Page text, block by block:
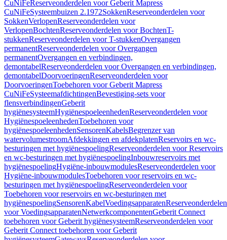
CuNiFeReserveonderdelen voor Geberit Mapress
CuNiFeSysteembuizen 2.1972SokkenReserveonderdelen voor
SokkenVerlopenReserveonderdelen voor
VerlopenBochtenReserveonderdelen voor BochtenT-
stukkenReserveonderdelen voor T-stukkenOvergangen
permanentReserveonderdelen voor Overgangen
permanentOvergangen en verbindingen,
demontabelReserveonderdelen voor Overgangen en verbindingen,
demontabelDoorvoeringenReserveonderdelen voor
DoorvoeringenToebehoren voor Geberit Mapress
CuNiFeSysteemafdichtingenBevestiging-sets voor
flensverbindingenGeberit
hygiënesysteemHygiënespoeleenhedenReserveonderdelen voor
HygiënespoeleenhedenToebehoren voor
hygiënespoeleenhedenSensorenKabelsBegrenzer van
watervolumestroomAfdekkingen en afdekplatenReservoirs en wc-
besturingen met hygiënespoelingReserveonderdelen voor Reservoirs
en wc-besturingen met hygiënespoelingInbouwreservoirs met
hygiënespoelingHygiëne-inbouwmodulesReserveonderdelen voor
Hygiëne-inbouwmodulesToebehoren voor reservoirs en wc-
besturingen met hygiënespoelingReserveonderdelen voor
Toebehoren voor reservoirs en wc-besturingen met
hygiënespoelingSensorenKabelVoedingsapparatenReserveonderdelen
voor VoedingsapparatenNetwerkcomponentenGeberit Connect
toebehoren voor Geberit hygiënesysteemReserveonderdelen voor
Geberit Connect toebehoren voor Geberit